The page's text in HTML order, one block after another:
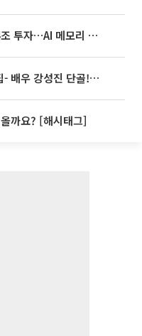
SK하이닉스, 용인·청주에 54조 투자…AI 메모리 생산기지 키운다
'2TV 생생정보' 오늘방송맛집- 배우 강성진 단골! 쌀국수ㆍ푸팟퐁 커리 맛집 '블○○○'
까요? [해시태그]